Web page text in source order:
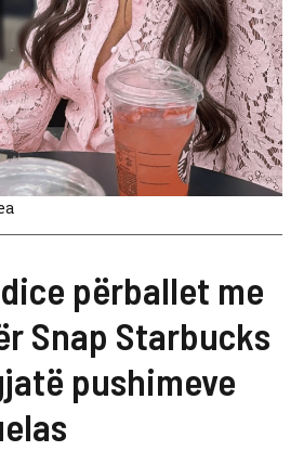
përballet me
Snap Starbucks
pushimeve